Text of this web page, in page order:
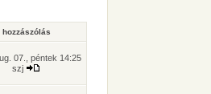
hozzászólás
07., péntek 14:25
szj